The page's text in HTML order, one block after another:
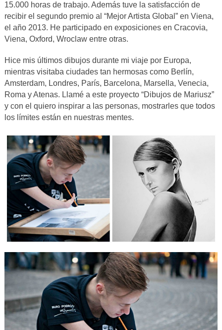
15.000 horas de trabajo. Además tuve la satisfacción de
recibir el segundo premio al “Mejor Artista Global” en Viena,
el año 2013. He participado en exposiciones en Cracovia,
Viena, Oxford, Wroclaw entre otras.
Hice mis últimos dibujos durante mi viaje por Europa,
mientras visitaba ciudades tan hermosas como Berlín,
Amsterdam, Londres, París, Barcelona, Marsella, Venecia,
Roma y Atenas. Llamé a este proyecto “Dibujos de Mariusz”
y con el quiero inspirar a las personas, mostrarles que todos
los límites están en nuestras mentes.